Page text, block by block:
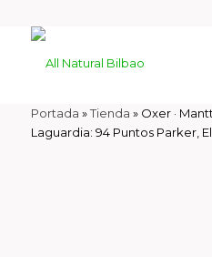
Portada »Tienda » Oxer ·
Laguardia: 94 Puntos Parker,